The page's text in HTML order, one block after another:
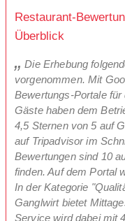
Restaurant-
Überblick
Die Erhebung
vorgenommen. Mit
Bewertungs-Portale
Gäste haben dem
4,5 Sternen von 5 auf
auf Tripadvisor im
Bewertungen sind 10
finden. Auf dem Portal
In der Kategorie
Ganglwirt bietet
Service wird dabei mit